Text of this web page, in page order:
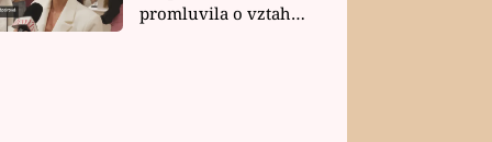
promluvila o vztahu